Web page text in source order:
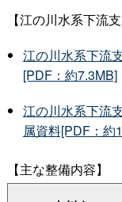
【江の川水系下流
江の川水系下流
[PDF：約7.3MB]
江の川水系下流
属資料[PDF：約
【主な整備内容】